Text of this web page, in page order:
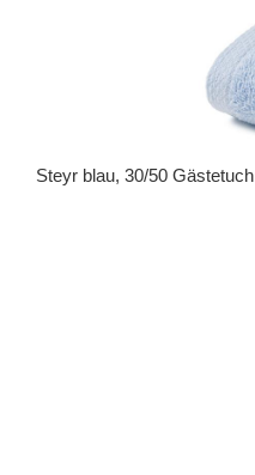
Steyr blau, 30/50 Gästetuch